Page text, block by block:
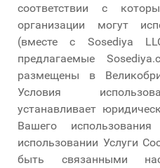
соответствии с
организации могут
(вместе с Sosediya
предлагаемые
размещены в
Условия
устанавливает
Вашего
использовании Услуги
быть связанными